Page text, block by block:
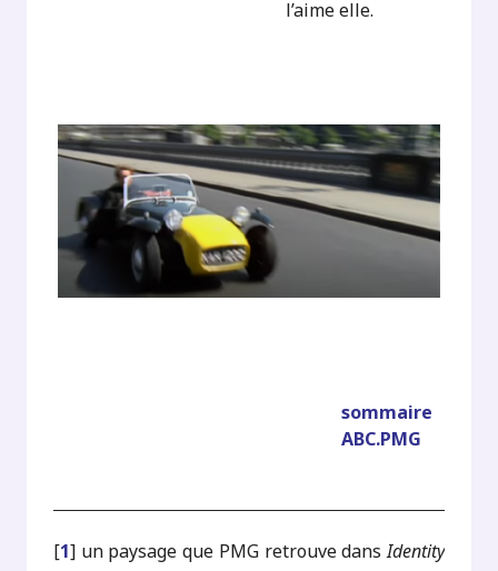
l’aime elle.
sommaire
ABC.PMG
[1] un paysage que PMG retrouve dansIdentity